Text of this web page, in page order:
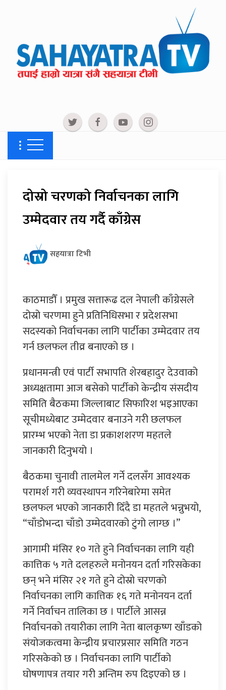
दोस्रो चरणको निर्वाचनका लागि
उम्मेदवार तय गर्दै काँग्रेस
सहयात्रा टिभी
काठमाडौँ । प्रमुख सत्तारूढ दल नेपाली काँग्रेसले
दोस्रो चरणमा हुने प्रतिनिधिसभा र प्रदेशसभा
सदस्यको निर्वाचनका लागि पार्टीका उम्मेदवार तय
गर्न छलफल तीव्र बनाएको छ ।
प्रधानमन्त्री एवं पार्टी सभापति शेरबहादुर देउवाको
अध्यक्षतामा आज बसेको पार्टीको केन्द्रीय संसदीय
समिति बैठकमा जिल्लाबाट सिफारिश भइआएका
सूचीमध्येबाट उम्मेदवार बनाउने गरी छलफल
प्रारम्भ भएको नेता डा प्रकाशशरण महतले
जानकारी दिनुभयो ।
बैठकमा चुनावी तालमेल गर्ने दलसँग आवश्यक
परामर्श गरी व्यवस्थापन गरिनेबारेमा समेत
छलफल भएको जानकारी दिँदै डा महतले भन्नुभयो,
“चाँडोभन्दा चाँडो उम्मेदवारको टुंगो लाग्छ ।”
आगामी मंसिर १० गते हुने निर्वाचनका लागि यही
कात्तिक ५ गते दलहरुले मनोनयन दर्ता गरिसकेका
छन् भने मंसिर २१ गते हुने दोस्रो चरणको
निर्वाचनका लागि कात्तिक १६ गते मनोनयन दर्ता
गर्ने निर्वाचन तालिका छ । पार्टीले आसन्न
निर्वाचनको तयारीका लागि नेता बालकृष्ण खाँडको
संयोजकत्वमा केन्द्रीय प्रचारप्रसार समिति गठन
गरिसकेको छ । निर्वाचनका लागि पार्टीको
घोषणापत्र तयार गरी अन्तिम रुप दिइएको छ ।